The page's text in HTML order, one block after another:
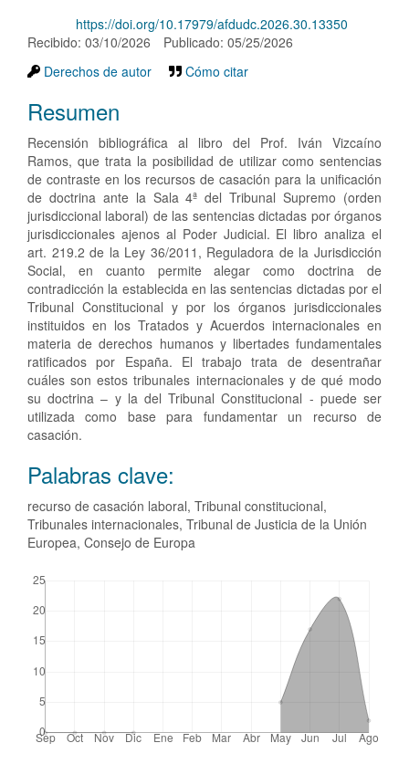
artículohttps://doi.org/10.17979/afdudc.2026.30.13350
Recibido: 03/10/2026
Publicado: 05/25/2026
Derechos de autor
Cómo citar
Resumen
Recensión bibliográfica al libro del Prof. Iván Vizcaíno
Ramos, que trata la posibilidad de utilizar como sentencias
de contraste en los recursos de casación para la unificación
de doctrina ante la Sala 4ª del Tribunal Supremo (orden
jurisdiccional laboral) de las sentencias dictadas por órganos
jurisdiccionales ajenos al Poder Judicial. El libro analiza el
art. 219.2 de la Ley 36/2011, Reguladora de la Jurisdicción
Social, en cuanto permite alegar como doctrina de
contradicción la establecida en las sentencias dictadas por el
Tribunal Constitucional y por los órganos jurisdiccionales
instituidos en los Tratados y Acuerdos internacionales en
materia de derechos humanos y libertades fundamentales
ratificados por España. El trabajo trata de desentrañar
cuáles son estos tribunales internacionales y de qué modo
su doctrina – y la del Tribunal Constitucional - puede ser
utilizada como base para fundamentar un recurso de
casación.
Palabras clave:
recurso de casación laboral, Tribunal constitucional,
Tribunales internacionales, Tribunal de Justicia de la Unión
Europea, Consejo de Europa
Descargas